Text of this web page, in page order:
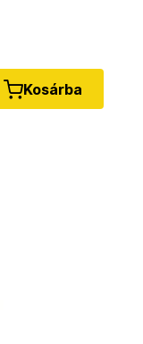
Kosárba